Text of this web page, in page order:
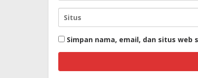
Simpan nama, email, dan situs